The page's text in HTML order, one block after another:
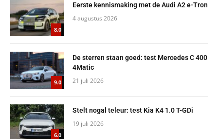
8.0
Eerste kennismaking met de Audi A2 e-Tron
4 augustus 2026
9.0
De sterren staan goed: test Mercedes C 400
4Matic
21 juli 2026
6.0
Stelt nogal teleur: test Kia K4 1.0 T-GDi
19 juli 2026